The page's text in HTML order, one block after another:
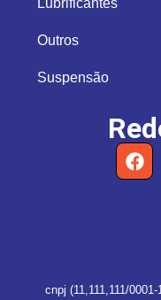
Lubrificantes
Outros
Suspensão
cnpj (11,111,111/